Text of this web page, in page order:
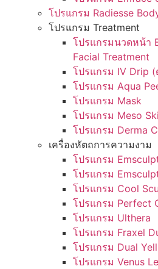
โปรแกรม Radiesse
โปรแกรม Treatment
โปรแกรมนวดหน้า
Facial Treatment
โปรแกรม IV Drip
โปรแกรม Aqua
โปรแกรม Mask
โปรแกรม Meso
โปรแกรม Derma
เครื่องหัตถการความงาม
โปรแกรม
โปรแกรม
โปรแกรม Cool
โปรแกรม Perfect
โปรแกรม Ulthera
โปรแกรม Fraxel
โปรแกรม Dual
โปรแกรม Venus